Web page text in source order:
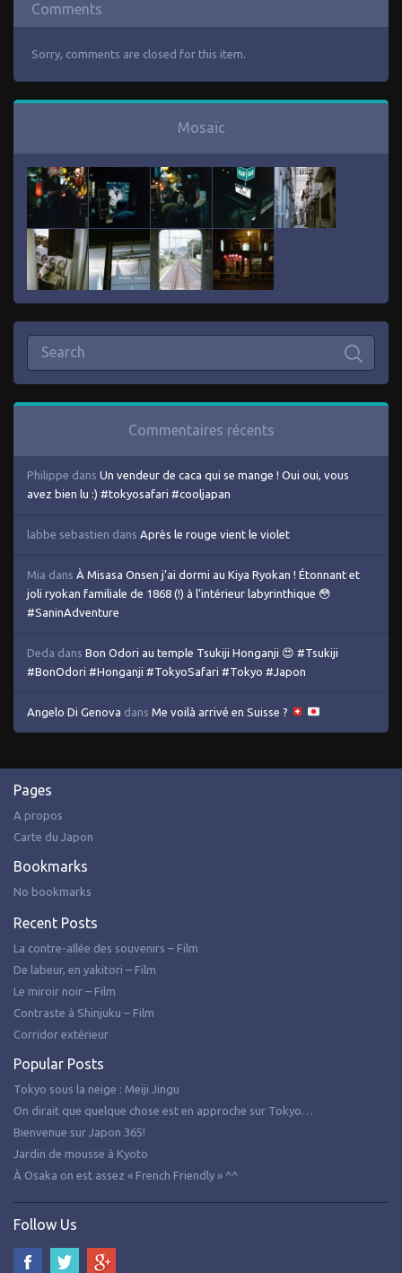
Comments
Sorry, comments are closed for this item.
Mosaïc
Commentaires récents
Philippe dans Un vendeur de caca qui se mange ! Oui oui, vous
avez bien lu :) #tokyosafari #cooljapan
labbe sebastien dans Après le rouge vient le violet
Mia dans À Misasa Onsen j’ai dormi au Kiya Ryokan ! Étonnant et
joli ryokan familiale de 1868 (!) à l’intérieur labyrinthique 😳
#SaninAdventure
Deda dans Bon Odori au temple Tsukiji Honganji 😍 #Tsukiji
#BonOdori #Honganji #TokyoSafari #Tokyo #Japon
Angelo Di Genova dans Me voilà arrivé en Suisse ?
Pages
A propos
Carte du Japon
Bookmarks
No bookmarks
Recent Posts
La contre-allée des souvenirs – Film
De labeur, en yakitori – Film
Le miroir noir – Film
Contraste à Shinjuku – Film
Corridor extérieur
Popular Posts
Tokyo sous la neige : Meiji Jingu
On dirait que quelque chose est en approche sur Tokyo…
Bienvenue sur Japon 365!
Jardin de mousse à Kyoto
À Osaka on est assez « French Friendly » ^^
Follow Us